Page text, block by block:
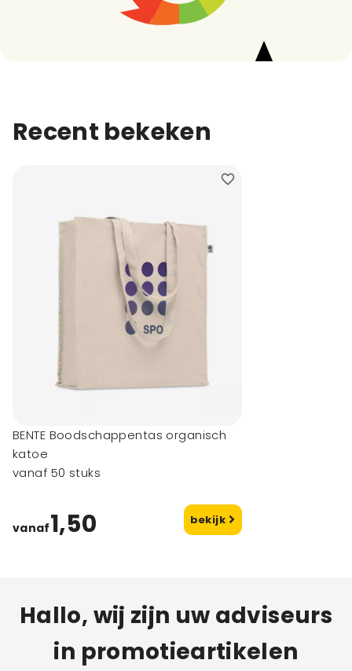
Recent bekeken
BENTE Boodschappentas organisch
katoe
vanaf 50 stuks
vanaf1,50 bekijk
Hallo, wij zijn uw adviseurs
in promotieartikelen